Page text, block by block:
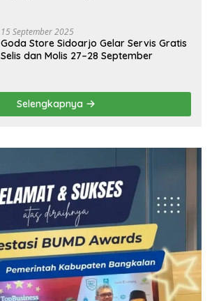
15 September 2025
Goda Store Sidoarjo Gelar Servis Gratis
Selis dan Molis 27–28 September
Selengkapnya